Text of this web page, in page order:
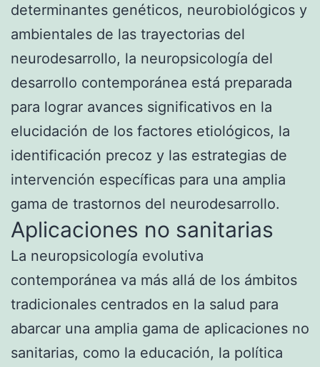
determinantes genéticos, neurobiológicos y
ambientales de las trayectorias del
neurodesarrollo, la neuropsicología del
desarrollo contemporánea está preparada
para lograr avances significativos en la
elucidación de los factores etiológicos, la
identificación precoz y las estrategias de
intervención específicas para una amplia
gama de trastornos del neurodesarrollo.
Aplicaciones no sanitarias
La neuropsicología evolutiva
contemporánea va más allá de los ámbitos
tradicionales centrados en la salud para
abarcar una amplia gama de aplicaciones no
sanitarias, como la educación, la política